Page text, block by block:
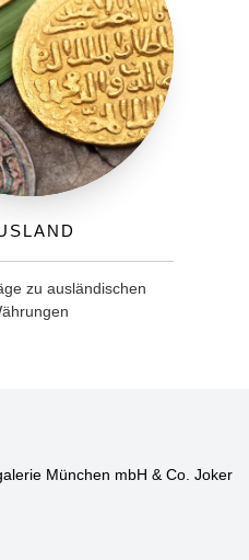
zu ausländischen
München mbH & Co. Joker